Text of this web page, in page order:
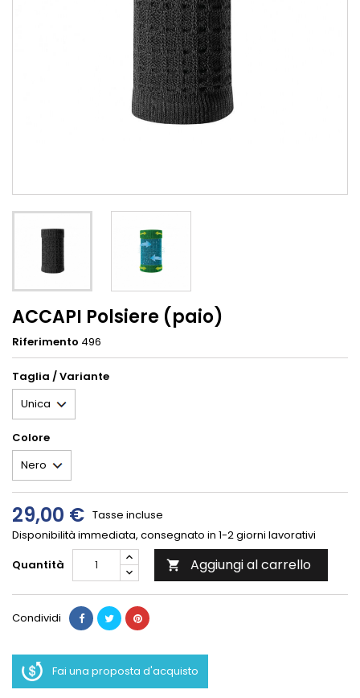
ACCAPI Polsiere (paio)
Riferimento 496
Taglia / Variante
Colore
29,00 € Tasse incluse
Disponibilità immediata, consegnato in 1-2 giorni lavorativi
Quantità
 Aggiungi al carrello
Condividi
Fai una proposta d'acquisto